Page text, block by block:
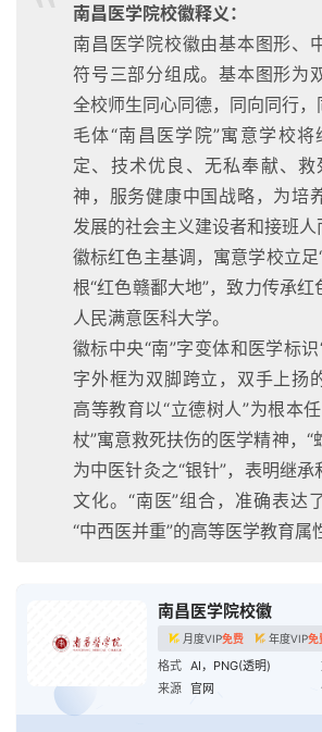
南昌医学院校徽释义：
南昌医学院校徽由基本图形、
符号三部分组成。基本图形为
全校师生同心同德，同向同行，
毛体“南昌医学院”寓意学校将
定、技术优良、无私奉献、救
神，服务健康中国战略，为培
发展的社会主义建设者和接班人
徽标红色主基调，寓意学校立足
根“红色赣鄱大地”，致力传承
人民满意医科大学。
徽标中央“南”字变体和医学标识
字外框为双脚跨立，双手上扬
高等教育以“立德树人”为根本
杖”寓意救死扶伤的医学精神，“
为中医针灸之“银针”，表明继
文化。“南医”组合，准确表达
“中西医并重”的高等医学教育属
南昌医学院校徽
月度VIP免费 年度VIP免
格式 AI，PNG(透明)
来源 官网